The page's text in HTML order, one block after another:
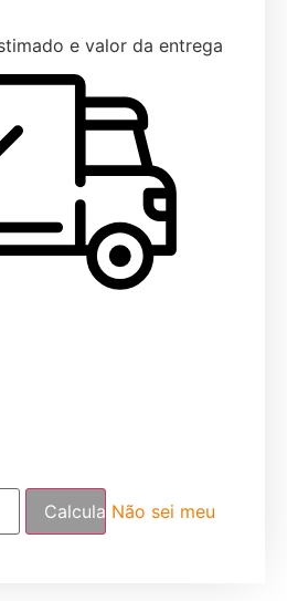
e valor da entrega
Não sei meu